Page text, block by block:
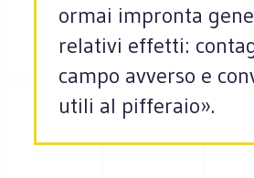
ormai impronta
relativi effetti:
campo avverso e
utili al pifferaio».